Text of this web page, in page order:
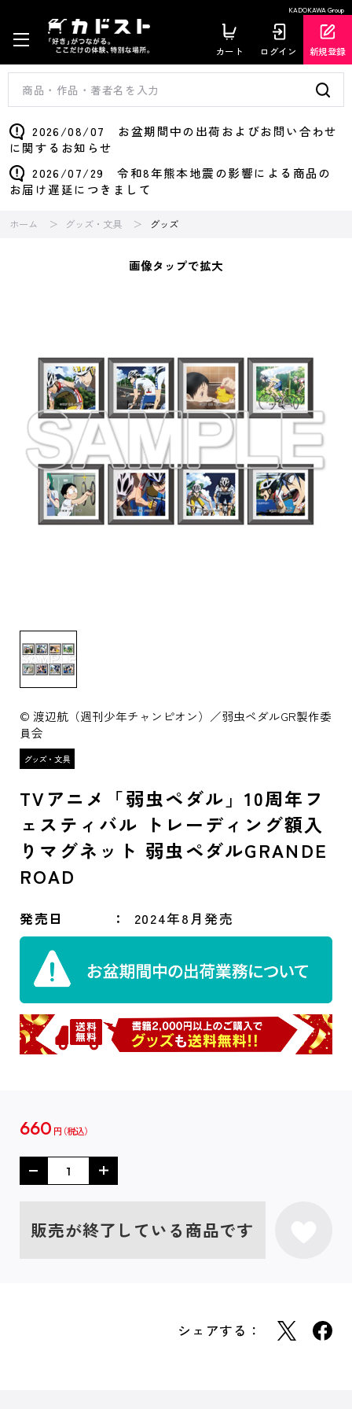
KADOKAWA Group
カート ログイン 新規登録
2026/08/07 お盆期間中の出荷およびお問い合わせ
に関するお知らせ
2026/07/29 令和8年熊本地震の影響による商品の
お届け遅延につきまして
ホーム グッズ・文具 グッズ
画像タップで拡大
© 渡辺航（週刊少年チャンピオン）／弱虫ペダルGR製作委
員会
TVアニメ「弱虫ペダル」10周年フ
ェスティバル トレーディング額入
りマグネット 弱虫ペダルGRANDE
ROAD
発売日 2024年8月発売
660 円
販売が終了している商品です
シェアする：